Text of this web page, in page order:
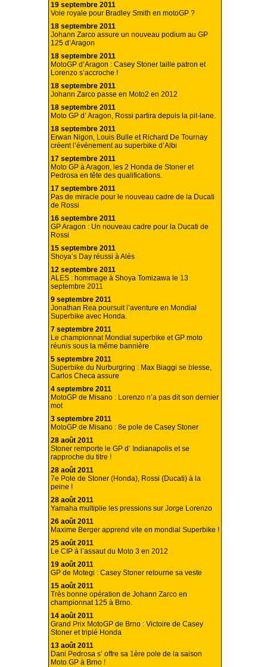
19 septembre 2011
Voie royale pour Bradley Smith en motoGP ?
18 septembre 2011
Johann Zarco assure un nouveau podium au GP
125 d’Aragon
18 septembre 2011
MotoGP d’Aragon : Casey Stoner taille patron et
Lorenzo s’accroche !
18 septembre 2011
Johann Zarco passe en Moto2 en 2012
18 septembre 2011
Moto GP d’ Aragon, Rossi partira depuis la pit-lane.
18 septembre 2011
Erwan Nigon, Louis Bulle et Richard De Tournay
créent l’évènement au superbike d’Albi
17 septembre 2011
Moto GP à Aragon, les 2 Honda de Stoner et
Pedrosa en tête des qualifications.
17 septembre 2011
Pas de miracle pour le nouveau cadre de la Ducati
de Rossi
16 septembre 2011
GP Aragon : Un nouveau cadre pour la Ducati de
Rossi
15 septembre 2011
Shoya’s Day réussi à Alès
12 septembre 2011
ALES : hommage à Shoya Tomizawa le 13
septembre 2011
9 septembre 2011
Jonathan Rea poursuit l’aventure en Mondial
Superbike avec Honda.
7 septembre 2011
Le championnat Mondial superbike et GP moto
réunis sous la même bannière
5 septembre 2011
Superbike du Nurburgring : Max Biaggi se blesse,
Carlos Checa assure
4 septembre 2011
MotoGP de Misano : Lorenzo n’a pas dit son dernier
mot
3 septembre 2011
MotoGP de Misano : 8e pole de Casey Stoner
28 août 2011
Stoner remporte le GP d’ Indianapolis et se
rapproche du titre !
28 août 2011
7e Pole de Stoner (Honda), Rossi (Ducati) à la
peine !
28 août 2011
Yamaha multiplie les pressions sur Jorge Lorenzo
26 août 2011
Maxime Berger apprend vite en mondial Superbike !
25 août 2011
Le CIP à l’assaut du Moto 3 en 2012
19 août 2011
GP de Motegi : Casey Stoner retourne sa veste
15 août 2011
Très bonne opération de Johann Zarco en
championnat 125 à Brno.
14 août 2011
Grand Prix MotoGP de Brno : Victoire de Casey
Stoner et triplé Honda
13 août 2011
Dani Pedrosa s’ offre sa 1ère pole de la saison
Moto GP à Brno !